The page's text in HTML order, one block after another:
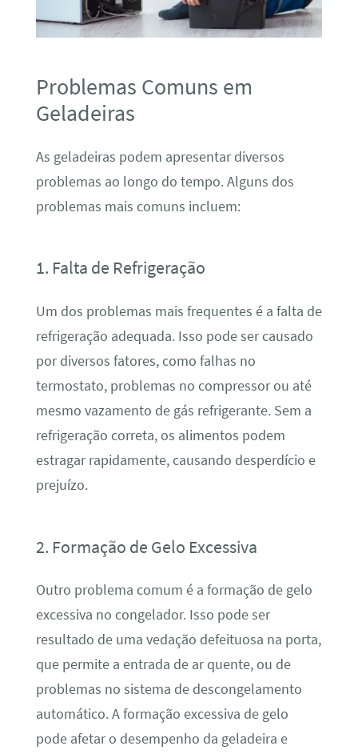
Problemas Comuns em
Geladeiras
As geladeiras podem apresentar diversos
problemas ao longo do tempo. Alguns dos
problemas mais comuns incluem:
1. Falta de Refrigeração
Um dos problemas mais frequentes é a falta de
refrigeração adequada. Isso pode ser causado
por diversos fatores, como falhas no
termostato, problemas no compressor ou até
mesmo vazamento de gás refrigerante. Sem a
refrigeração correta, os alimentos podem
estragar rapidamente, causando desperdício e
prejuízo.
2. Formação de Gelo Excessiva
Outro problema comum é a formação de gelo
excessiva no congelador. Isso pode ser
resultado de uma vedação defeituosa na porta,
que permite a entrada de ar quente, ou de
problemas no sistema de descongelamento
automático. A formação excessiva de gelo
pode afetar o desempenho da geladeira e